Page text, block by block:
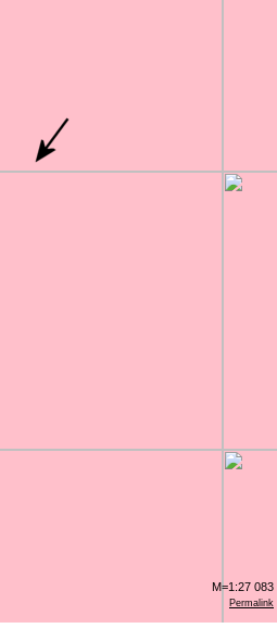
Permalink
M=1:27 083